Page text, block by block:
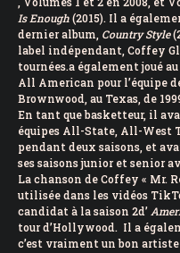
Is Enough(2015). Il a
dernier album, Country Style
label indépendant, Coffey
tournées.a également joué
All American pour l’équipe
Brownwood, au Texas , de
En tant que basketteur, il
équipes All-State, All-West
pendant deux saisons, et
ses saisons junior et senior
La chanson de Coffey « Mr.
utilisée dans les vidéos
candidat à la saison 2d’
tour d’Hollywood. Il a
c’est vraiment un bon artiste